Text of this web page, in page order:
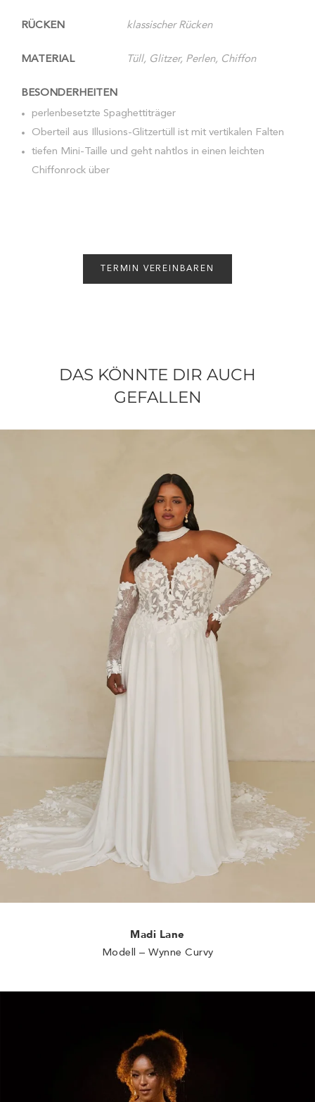
RÜCKEN klassischer Rücken
MATERIAL Tüll, Glitzer, Perlen, Chiffon
BESONDERHEITEN
perlenbesetzte Spaghettiträger
Oberteil aus Illusions-Glitzertüll ist mit vertikalen Falten
tiefen Mini-Taille und geht nahtlos in einen leichten
Chiffonrock über
TERMIN VEREINBAREN
DAS KÖNNTE DIR AUCH
GEFALLEN
Madi Lane
Modell – Wynne Curvy